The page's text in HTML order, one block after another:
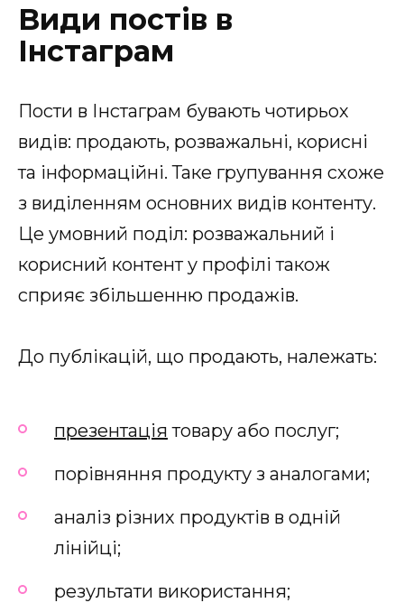
Види постів в
Інстаграм
Пости в Інстаграм бувають чотирьох
видів: продають, розважальні, корисні
та інформаційні. Таке групування схоже
з виділенням основних видів контенту.
Це умовний поділ: розважальний і
корисний контент у профілі також
сприяє збільшенню продажів.
До публікацій, що продають, належать:
презентація товару або послуг;
порівняння продукту з аналогами;
аналіз різних продуктів в одній
лінійці;
результати використання;